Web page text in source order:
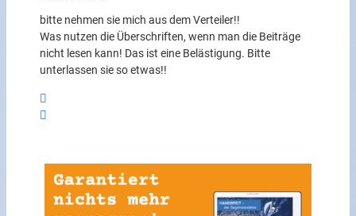
bitte nehmen sie mich aus dem Verteiler!!
Was nutzen die Überschriften, wenn man die Beiträge
nicht lesen kann! Das ist eine Belästigung. Bitte
unterlassen sie so etwas!!